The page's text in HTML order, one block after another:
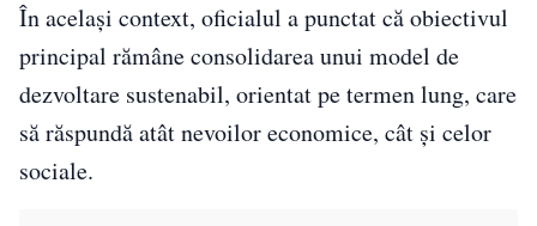
În același context, oficialul a punctat că obiectivul
principal rămâne consolidarea unui model de
dezvoltare sustenabil, orientat pe termen lung, care
să răspundă atât nevoilor economice, cât și celor
sociale.